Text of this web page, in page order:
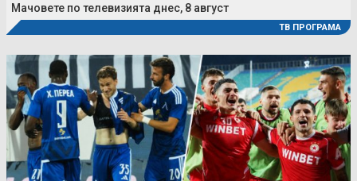
Мачовете по телевизията днес, 8 август
ТВ ПРОГРАМА